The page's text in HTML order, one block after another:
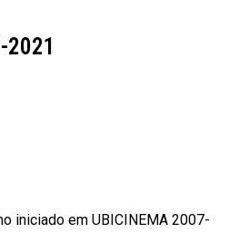
2021
iniciado em UBICINEMA 2007-